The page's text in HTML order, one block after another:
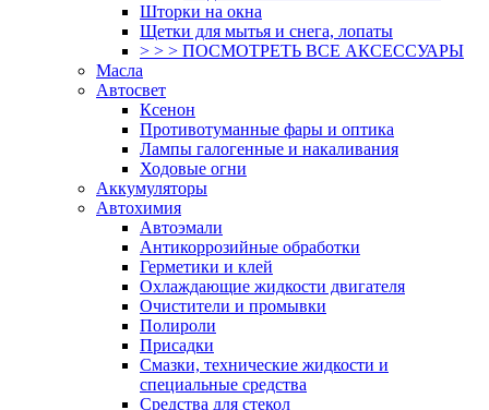
Шторки на окна
Щетки для мытья и снега, лопаты
> > > ПОСМОТРЕТЬ ВСЕ АКСЕССУАРЫ
Масла
Автосвет
Ксенон
Противотуманные фары и оптика
Лампы галогенные и накаливания
Ходовые огни
Аккумуляторы
Автохимия
Автоэмали
Антикоррозийные обработки
Герметики и клей
Охлаждающие жидкости двигателя
Очистители и промывки
Полироли
Присадки
Смазки, технические жидкости и
специальные средства
Средства для стекол